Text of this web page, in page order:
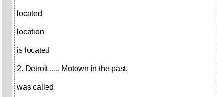
located
location
is located
2. Detroit ..... Motown in the past.
was called